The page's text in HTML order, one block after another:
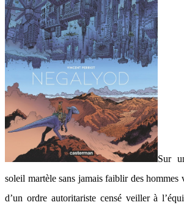
Sur
soleil martèle sans jamais faiblir des hommes
d’un ordre autoritariste censé veiller à